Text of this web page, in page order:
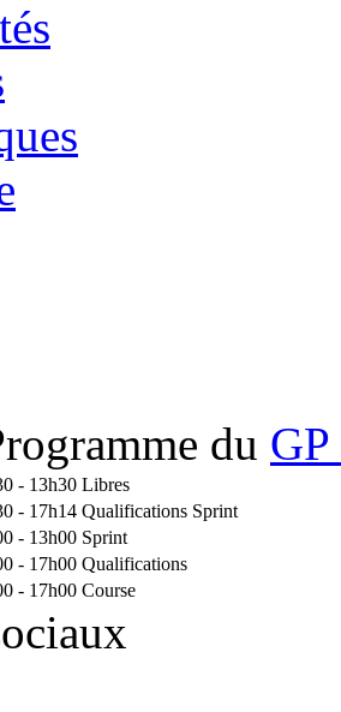
du
- 13h30 Libres
- 17h14 Qualifications Sprint
- 13h00 Sprint
- 17h00 Qualifications
- 17h00 Course